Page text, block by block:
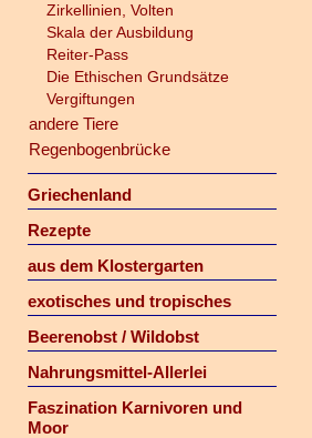
Zirkellinien, Volten
Skala der Ausbildung
Reiter-Pass
Die Ethischen Grundsätze
Vergiftungen
andere Tiere
Regenbogenbrücke
Griechenland
Rezepte
aus dem Klostergarten
exotisches und tropisches
Beerenobst / Wildobst
Nahrungsmittel-Allerlei
Faszination Karnivoren und
Moor